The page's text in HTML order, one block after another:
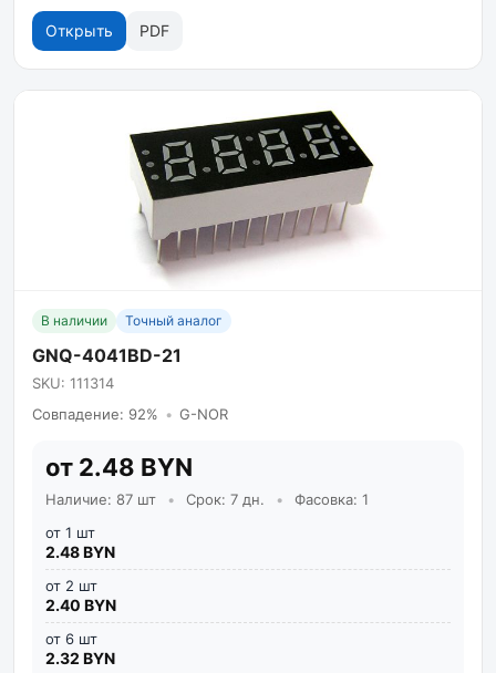
Открыть PDF
В наличии Точный аналог
GNQ-4041BD-21
SKU: 111314
Совпадение: 92% • G-NOR
от 2.48 BYN
Наличие: 87 шт • Срок: 7 дн. •
Фасовка: 1
от 1 шт
2.48 BYN
от 2 шт
2.40 BYN
от 6 шт
2.32 BYN